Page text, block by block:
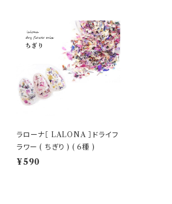
ラローナ［ LALONA ］ドライフ
ラワー ( ちぎり ) ( 6種 )
¥590